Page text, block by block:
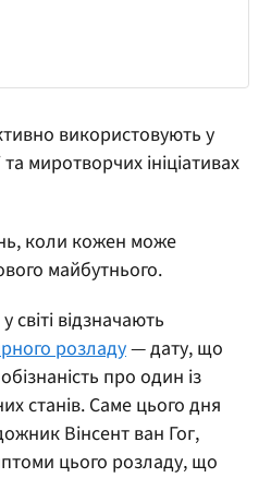
використовують у
миротворчих ініціативах
коли кожен може
майбутнього.
світі відзначають
розладу— дату, що
про один із
станів. Саме цього дня
Вінсент ван Гог,
цього розладу, що